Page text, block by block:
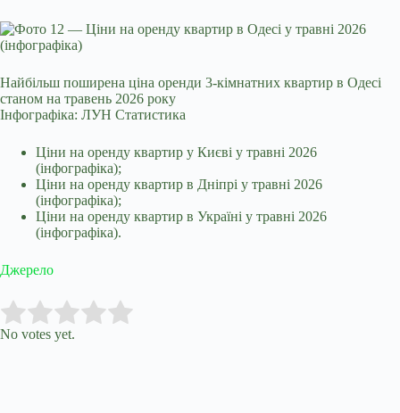
Найбільш поширена ціна оренди 3-кімнатних квартир в Одесі
станом на травень 2026 року
Інфографіка: ЛУН Статистика
Ціни на оренду квартир у Києві у травні 2026
(інфографіка);
Ціни на оренду квартир в Дніпрі у травні 2026
(інфографіка);
Ціни на оренду квартир в Україні у травні 2026
(інфографіка).
Джерело
Rate this item:
No votes yet.